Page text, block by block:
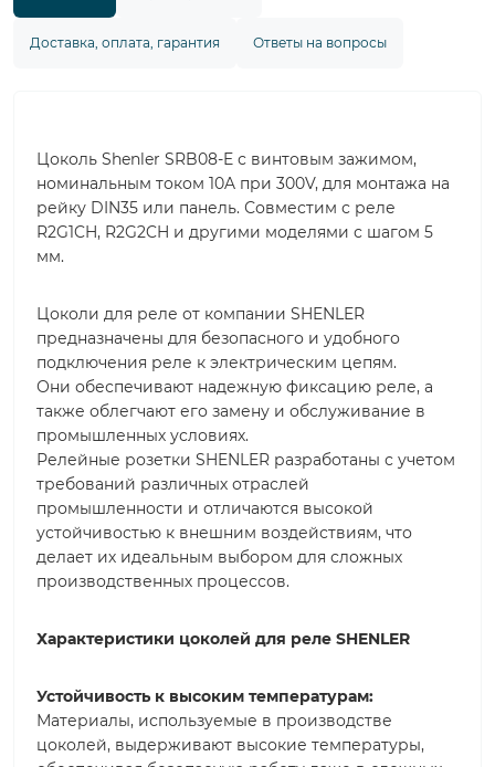
Доставка, оплата, гарантия Ответы на вопросы
Цоколь Shenler SRB08-E с винтовым зажимом,
номинальным током 10A при 300V, для монтажа на
рейку DIN35 или панель. Совместим с реле
R2G1CH, R2G2CH и другими моделями с шагом 5
мм.
Цоколи для реле от компании SHENLER
предназначены для безопасного и удобного
подключения реле к электрическим цепям.
Они обеспечивают надежную фиксацию реле, а
также облегчают его замену и обслуживание в
промышленных условиях.
Релейные розетки SHENLER разработаны с учетом
требований различных отраслей
промышленности и отличаются высокой
устойчивостью к внешним воздействиям, что
делает их идеальным выбором для сложных
производственных процессов.
Характеристики цоколей для реле SHENLER
Устойчивость к высоким температурам:
Материалы, используемые в производстве
цоколей, выдерживают высокие температуры,